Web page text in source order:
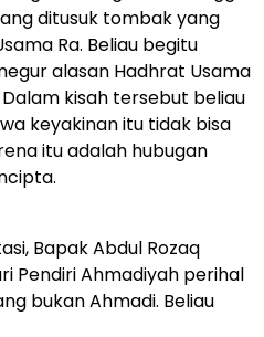
ditusuk tombak yang
Ra. Beliau begitu
alasan Hadhrat Usama
kisah tersebut beliau
keyakinan itu tidak bisa
itu adalah hubugan
Bapak Abdul Rozaq
Pendiri Ahmadiyah perihal
bukan Ahmadi. Beliau